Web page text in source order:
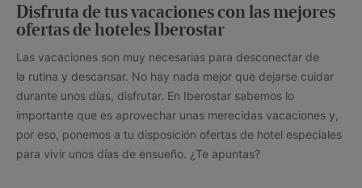
Disfruta de tus vacaciones con las mejores
ofertas de hoteles Iberostar
Las vacaciones son muy necesarias para desconectar de
la rutina y descansar. No hay nada mejor que dejarse cuidar
durante unos días, disfrutar. En Iberostar sabemos lo
importante que es aprovechar unas merecidas vacaciones y,
por eso, ponemos a tu disposición ofertas de hotel especiales
para vivir unos días de ensueño. ¿Te apuntas?